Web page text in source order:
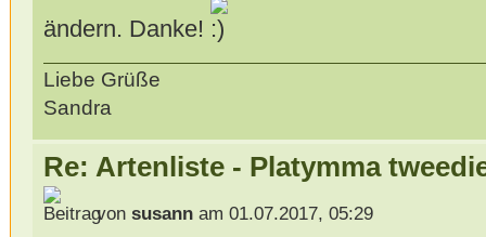
ändern. Danke!
Liebe Grüße
Sandra
Re: Artenliste - Platymma
von susannam 01.07.2017, 05:29